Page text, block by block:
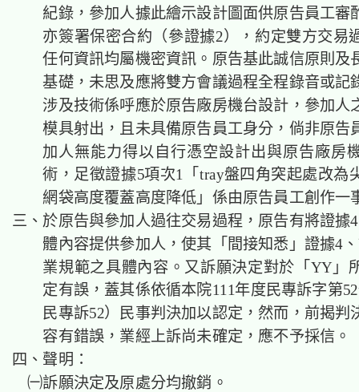
紀錄，參加人據此繪示設計圖面供原告員工審
亦簽署保密合約（參證據2），約定雙方交易
任何資訊均屬機密資訊。原告基此誠信原則及
基礎，未思及應將雙方會議過程全程錄音或記
涉及技術係呼應於原告廠房機台設計，參加人
模具射出，且未具備原告員工身分，倘非原告
加人無能力得以自行憑空設計出與原告廠房
術，足徵證據5項次1「tray盤四角突起處改為
網袋高度覆蓋高度降低」係由原告員工創作一
三、於原告與參加人過往交易過程，原告有將證據
體內容提供參加人，使其「間接知悉」證據4
業規範之具體內容。又訴願決定對於「YY」
定有誤，蓋其係依循本院111年度民專訴字第
民專訴52）民事判決加以認定，然而，前揭判
容有錯誤，業經上訴尚未確定，應不予採信。
四、聲明：
㈠訴願決定及原處分均撤銷。